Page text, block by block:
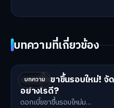
บทความที่เกี่ยวข้อง
บทความ
ดอกเบี้ยขาขึ้นรอบใหม่!
อย่างไรดี?
ดอกเบี้ยขาขึ้นรอบใหม่ม…